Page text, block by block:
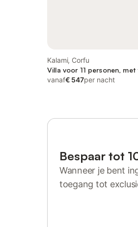
Kalami, Corfu
Villa voor 11 personen, met
vanaf€ 547per nacht
Bespaar tot
Wanneer je bent
toegang tot